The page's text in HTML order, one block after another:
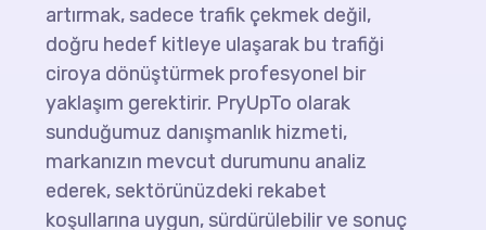
artırmak, sadece trafik çekmek değil,
doğru hedef kitleye ulaşarak bu trafiği
ciroya dönüştürmek profesyonel bir
yaklaşım gerektirir. PryUpTo olarak
sunduğumuz danışmanlık hizmeti,
markanızın mevcut durumunu analiz
ederek, sektörünüzdeki rekabet
koşullarına uygun, sürdürülebilir ve sonuç